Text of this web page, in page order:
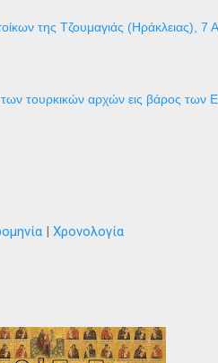
της Τζουμαγιάς (Ηράκλειας),
των τουρκικών αρχών εις βάρος
Χρονολογία